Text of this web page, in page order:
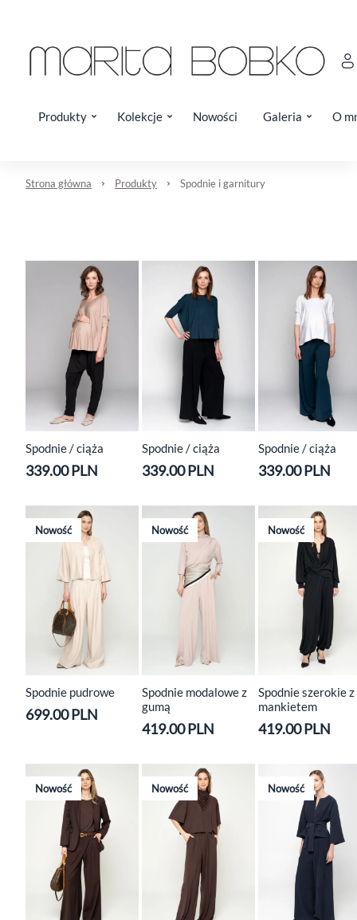
Produkty Kolekcje Nowości Galeria O
Strona główna Produkty Spodnie i garnitury
Spodnie / ciąża
339.00 PLN
Spodnie / ciąża
339.00 PLN
Spodnie / ciąża
339.00 PLN
Nowość
Spodnie pudrowe
699.00 PLN
Nowość
Spodnie modalowe z
gumą
419.00 PLN
Nowość
Spodnie szerokie z
mankietem
419.00 PLN
Nowość Nowość Nowość